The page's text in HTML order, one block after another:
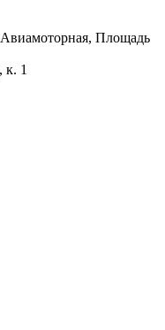
Площадь
к. 1